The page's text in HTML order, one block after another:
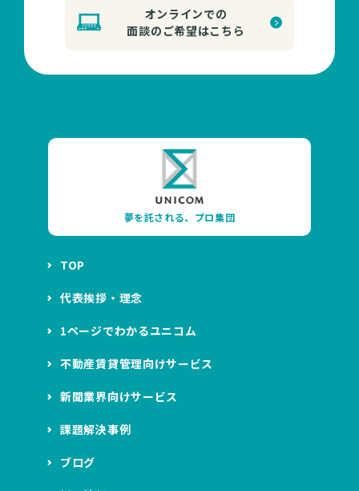
オンラインでの
面談のご希望はこちら
夢を託される、プロ集団
TOP
代表挨拶・理念
1ページでわかるユニコム
不動産賃貸管理向けサービス
新聞業界向けサービス
課題解決事例
ブログ